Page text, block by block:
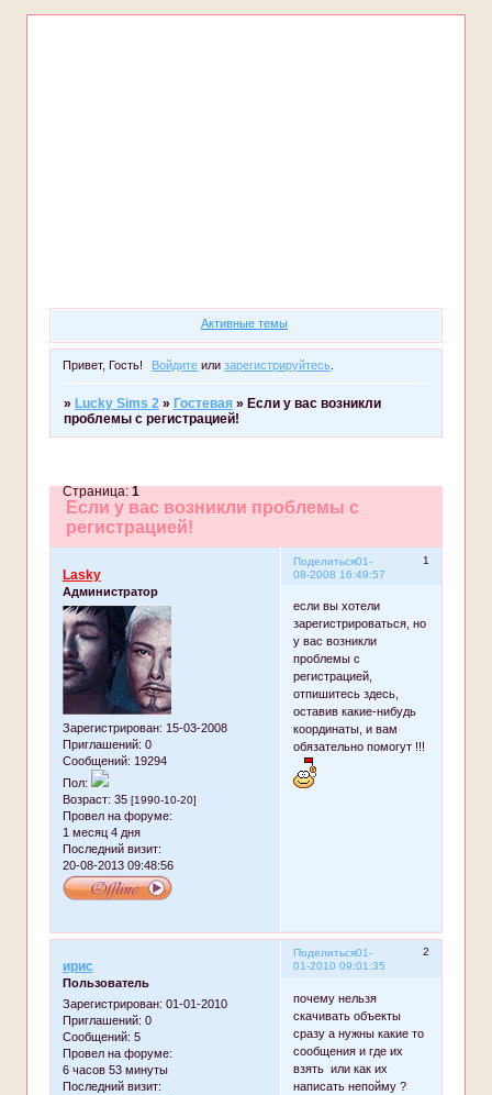
Активные темы
Привет, Гость! Войдите илизарегистрируйтесь.
» Lucky Sims 2 » Гостевая » Если у вас возникли
проблемы с регистрацией!
Если у вас возникли проблемы с
регистрацией!
Страница: 1
Поделиться 1
01-
08-2008 16:49:57
Lasky
Администратор
Зарегистрирован: 15-03-2008
Приглашений: 0
Сообщений: 19294
Пол:
Возраст: 35 [1990-10-20]
Провел на форуме:
1 месяц 4 дня
Последний визит:
20-08-2013 09:48:56
если вы хотели
зарегистрироваться, но
у вас возникли
проблемы с
регистрацией,
отпишитесь здесь,
оставив какие-нибудь
координаты, и вам
обязательно помогут !!!
Поделиться 2
01-
01-2010 09:01:35
ирис
Пользователь
Зарегистрирован: 01-01-2010
Приглашений: 0
Сообщений: 5
Провел на форуме:
6 часов 53 минуты
Последний визит:
почему нельзя
скачивать объекты
сразу а нужны какие то
сообщения и где их
взять или как их
написать непойму ?